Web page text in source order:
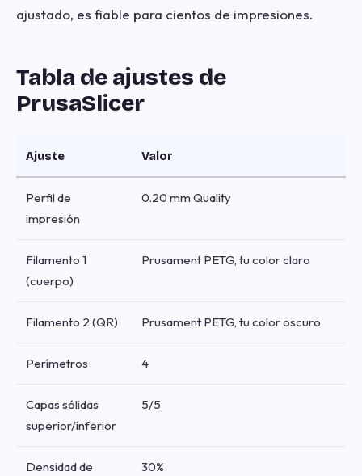
ajustado, es fiable para cientos de impresiones.
Tabla de ajustes de
PrusaSlicer
Ajuste Valor
Perfil de
impresión
0.20 mm Quality
Filamento 1
(cuerpo)
Prusament PETG, tu color claro
Filamento 2 (QR) Prusament PETG, tu color oscuro
Perímetros 4
Capas sólidas
superior/inferior
5/5
Densidad de
30%